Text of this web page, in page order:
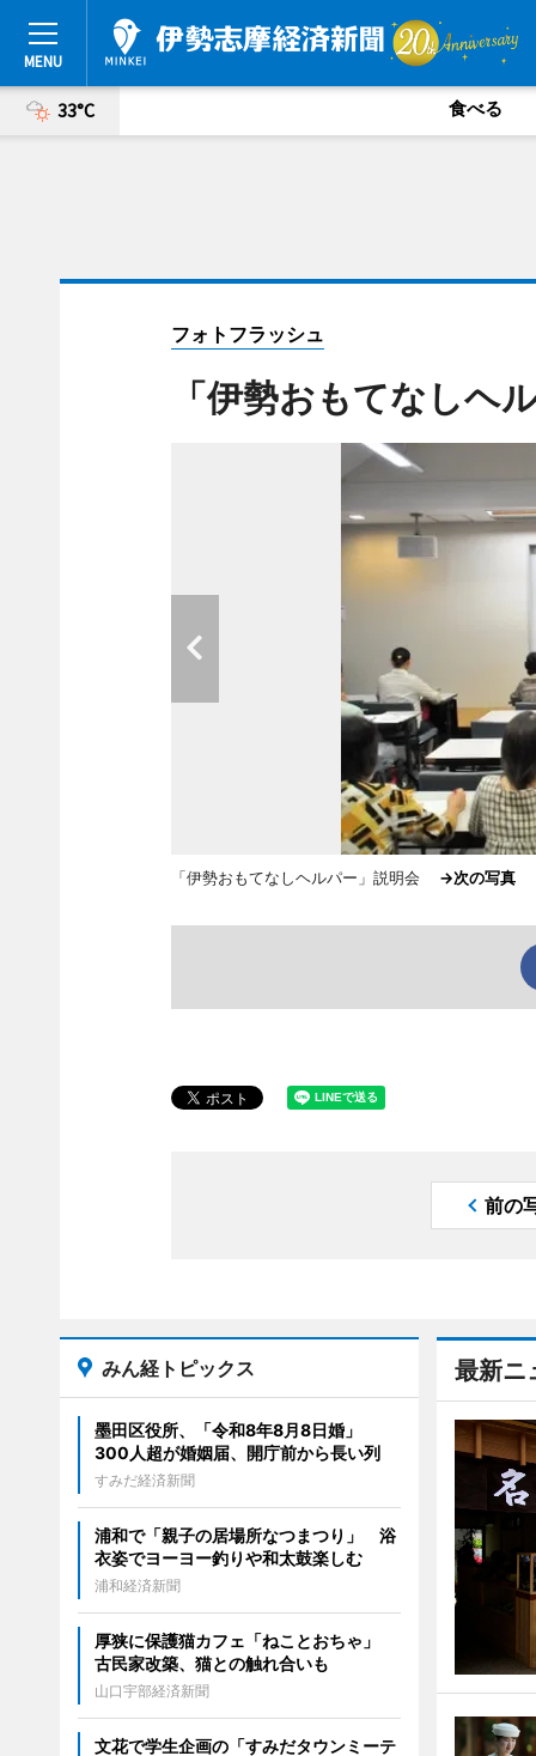
33°C 食べる
フォトフラッシュ
「伊勢おもてなしヘ
「伊勢おもてなしヘルパー」説明会 →次の写真
前の
最新ニ
みん経トピックス
墨田区役所、「令和8年8月8日婚」
300人超が婚姻届、開庁前から長い列
すみだ経済新聞
浦和で「親子の居場所なつまつり」 浴
衣姿でヨーヨー釣りや和太鼓楽しむ
浦和経済新聞
厚狭に保護猫カフェ「ねことおちゃ」
古民家改築、猫との触れ合いも
山口宇部経済新聞
文花で学生企画の「すみだタウンミーテ